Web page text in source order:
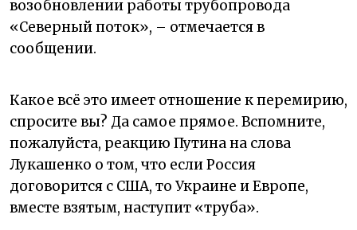
возобновлении работы трубопровода
«Северный поток», – отмечается в
сообщении.
Какое всё это имеет отношение к перемирию,
спросите вы? Да самое прямое. Вспомните,
пожалуйста, реакцию Путина на слова
Лукашенко о том, что если Россия
договорится с США, то Украине и Европе,
вместе взятым, наступит «труба».